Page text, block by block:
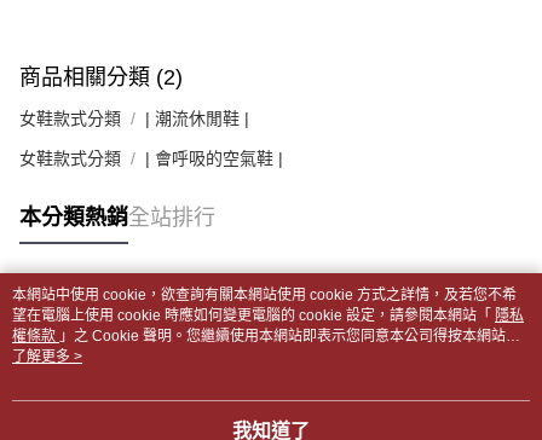
商品相關分類 (2)
女鞋款式分類 | 潮流休閒鞋 |
女鞋款式分類 | 會呼吸的空氣鞋 |
本分類熱銷全站排行
熱門標籤
本網站中使用 cookie，欲查詢有關本網站使用 cookie 方式之詳情，及若您不希
望在電腦上使用 cookie 時應如何變更電腦的 cookie 設定，請參閱本網站「 隱私
權條款 」之 Cookie 聲明。您繼續使用本網站即表示您同意本公司得按本網站使
用條款之 Cookie 聲明使用 cookie。
了解更多 >
我知道了